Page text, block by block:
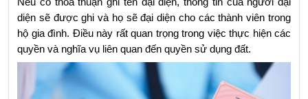
Nếu có thỏa thuận ghi tên đại diện, thông tin của người đại
diện sẽ được ghi và họ sẽ đại diện cho các thành viên trong
hộ gia đình. Điều này rất quan trọng trong việc thực hiện các
quyền và nghĩa vụ liên quan đến quyền sử dụng đất.